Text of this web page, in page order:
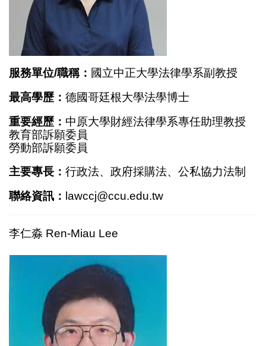
服務單位/職稱： 國立中正大學法律學系副教授
最高學歷： 德國哥廷根大學法學博士
重要經歷： 中原大學財經法律學系專任助理教授
教育部訴願委員
勞動部訴願委員
主要專長： 行政法、政府採購法、公私協力法制
聯絡資訊： lawccj@ccu.edu.tw
李仁淼 Ren-Miau Lee